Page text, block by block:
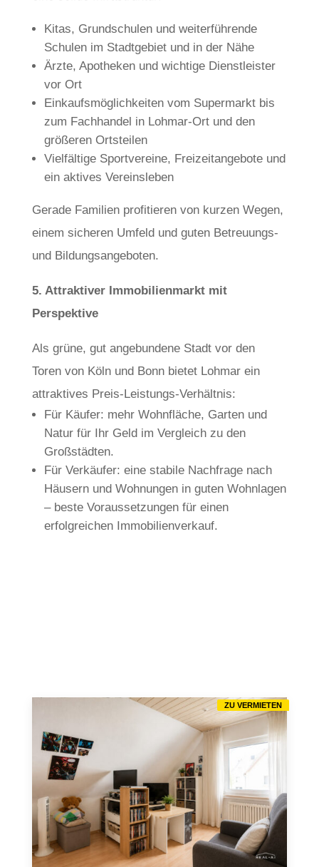
Kitas, Grundschulen und weiterführende
Schulen im Stadtgebiet und in der Nähe
Ärzte, Apotheken und wichtige Dienstleister
vor Ort
Einkaufsmöglichkeiten vom Supermarkt bis
zum Fachhandel in Lohmar-Ort und den
größeren Ortsteilen
Vielfältige Sportvereine, Freizeitangebote und
ein aktives Vereinsleben
Gerade Familien profitieren von kurzen Wegen,
einem sicheren Umfeld und guten Betreuungs-
und Bildungsangeboten.
5. Attraktiver Immobilienmarkt mit
Perspektive
Als grüne, gut angebundene Stadt vor den
Toren von Köln und Bonn bietet Lohmar ein
attraktives Preis-Leistungs-Verhältnis:
Für Käufer: mehr Wohnfläche, Garten und
Natur für Ihr Geld im Vergleich zu den
Großstädten.
Für Verkäufer: eine stabile Nachfrage nach
Häusern und Wohnungen in guten Wohnlagen
– beste Voraussetzungen für einen
erfolgreichen Immobilienverkauf.
ZU VERMIETEN